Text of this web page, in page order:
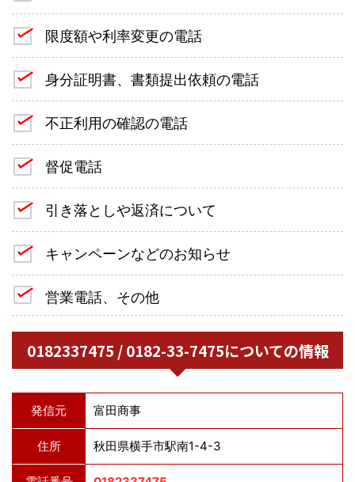
限度額や利率変更の電話
身分証明書、書類提出依頼の電話
不正利用の確認の電話
督促電話
引き落としや返済について
キャンペーンなどのお知らせ
営業電話、その他
0182337475 / 0182-33-7475についての情報
発信元 富田商事
住所 秋田県横手市駅南1-4-3